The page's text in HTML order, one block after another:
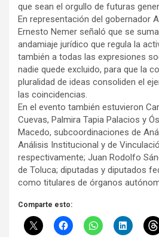
que sean el orgullo de futuras
En representación del gobernador
Ernesto Nemer señaló que se
andamiaje jurídico que regula la
también a todas las expresiones
nadie quede excluido, para que la
pluralidad de ideas consoliden el
las coincidencias.
En el evento también estuvieron
Cuevas, Palmira Tapia Palacios y
Macedo, subcoordinaciones de
Análisis Institucional y de
respectivamente; Juan Rodolfo
de Toluca; diputadas y diputados
como titulares de órganos
Comparte esto: